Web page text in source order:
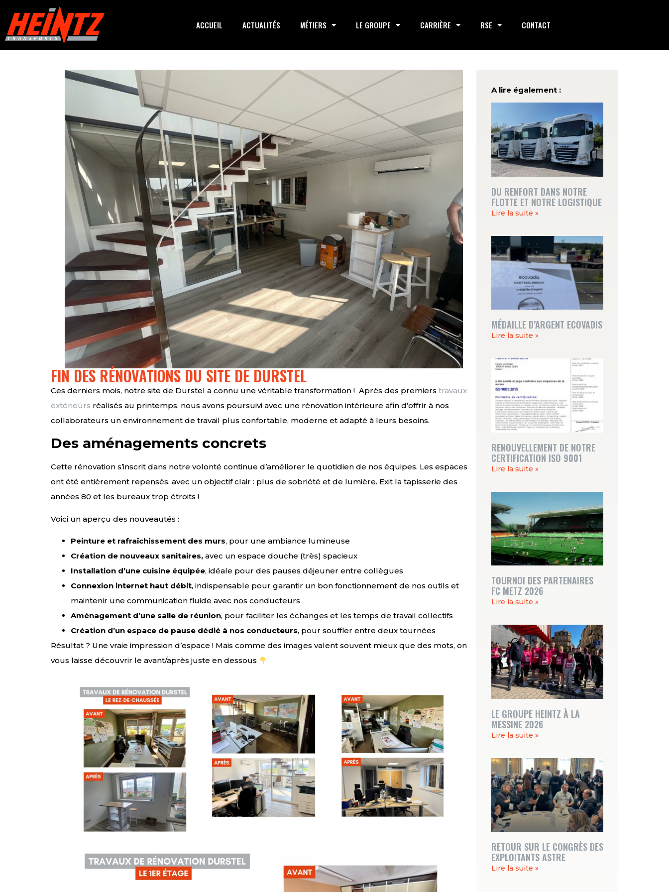
ACCUEIL ACTUALITÉS MÉTIERS LE GROUPE CARRIÈRE RSE CONTACT
FIN DES RÉNOVATIONS DU SITE DE DURSTEL
Ces derniers mois, notre site de Durstel a connu une véritable transformation ! Après des premiers travaux
extérieurs réalisés au printemps, nous avons poursuivi avec une rénovation intérieure afin d’offrir à nos
collaborateurs un environnement de travail plus confortable, moderne et adapté à leurs besoins.
Des aménagements concrets
Cette rénovation s’inscrit dans notre volonté continue d’améliorer le quotidien de nos équipes. Les espaces
ont été entièrement repensés, avec un objectif clair : plus de sobriété et de lumière. Exit la tapisserie des
années 80 et les bureaux trop étroits !
Voici un aperçu des nouveautés :
Peinture et rafraîchissement des murs, pour une ambiance lumineuse
Création de nouveaux sanitaires, avec un espace douche (très) spacieux
Installation d’une cuisine équipée, idéale pour des pauses déjeuner entre collègues
Connexion internet haut débit, indispensable pour garantir un bon fonctionnement de nos outils et
maintenir une communication fluide avec nos conducteurs
Aménagement d’une salle de réunion, pour faciliter les échanges et les temps de travail collectifs
Création d’un espace de pause dédié à nos conducteurs, pour souffler entre deux tournées
Résultat ? Une vraie impression d’espace ! Mais comme des images valent souvent mieux que des mots, on
vous laisse découvrir le avant/après juste en dessous
A lire également :
DU RENFORT DANS NOTRE
FLOTTE ET NOTRE LOGISTIQUE
Lire la suite »
MÉDAILLE D’ARGENT ECOVADIS
Lire la suite »
RENOUVELLEMENT DE NOTRE
CERTIFICATION ISO 9001
Lire la suite »
TOURNOI DES PARTENAIRES
FC METZ 2026
Lire la suite »
LE GROUPE HEINTZ À LA
MESSINE 2026
Lire la suite »
RETOUR SUR LE CONGRÈS DES
EXPLOITANTS ASTRE
Lire la suite »